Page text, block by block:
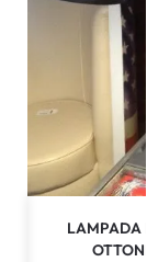
LAMPADA